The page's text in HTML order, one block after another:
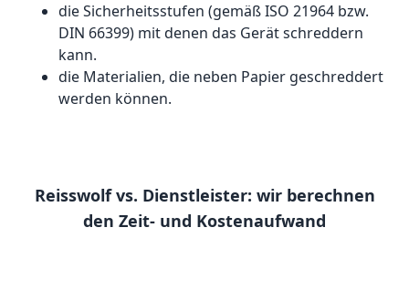
die Sicherheitsstufen (gemäß ISO 21964 bzw.
DIN 66399) mit denen das Gerät schreddern
kann.
die Materialien, die neben Papier geschreddert
werden können.
Reisswolf vs. Dienstleister: wir berechnen
den Zeit- und Kostenaufwand